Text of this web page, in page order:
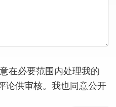
意在必要范围内处理我的
论供审核。我也同意公开